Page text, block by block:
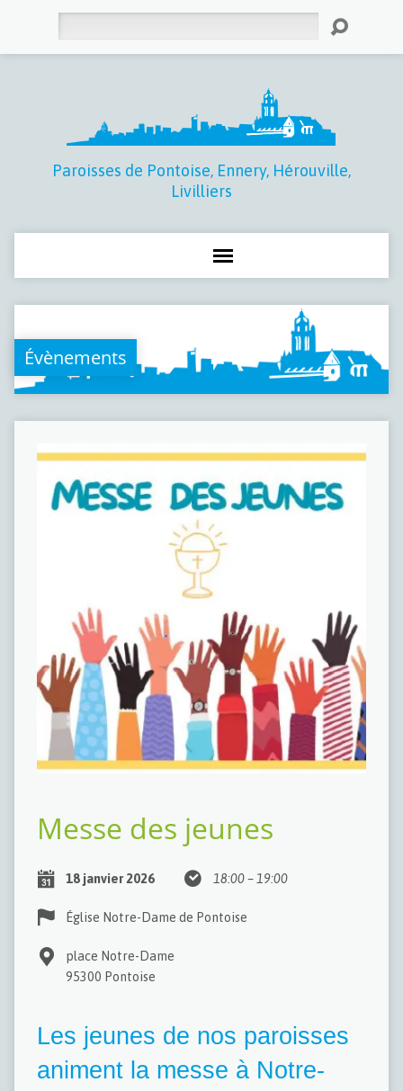
Paroisses de Pontoise, Ennery, Hérouville,
Livilliers
Évènements
Messe des jeunes
18 janvier 2026 18:00 – 19:00
Église Notre-Dame de Pontoise
place Notre-Dame
95300 Pontoise
Les jeunes de nos paroisses
animent la messe à Notre-